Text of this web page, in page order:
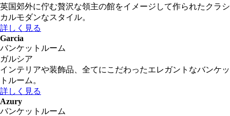
英国郊外に佇む贅沢な領主の館をイメージして作られたクラシ
カルモダンなスタイル。
詳しく見る
Garcia
バンケットルーム
ガルシア
インテリアや装飾品、全てにこだわったエレガントなバンケッ
トルーム。
詳しく見る
Azury
バンケットルーム